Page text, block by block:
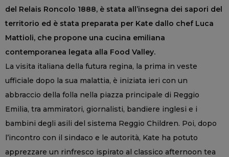
del Relais Roncolo 1888, è stata all’insegna dei sapori del
territorio ed è stata preparata per Kate dallo chef Luca
Mattioli, che propone una cucina emiliana
contemporanea legata alla Food Valley.
La visita italiana della futura regina, la prima in veste
ufficiale dopo la sua malattia, è iniziata ieri con un
abbraccio della folla nella piazza principale di Reggio
Emilia, tra ammiratori, giornalisti, bandiere inglesi e i
bambini degli asili del sistema Reggio Children. Poi, dopo
l’incontro con il sindaco e le autorità, Kate ha potuto
apprezzare un rinfresco ispirato al classico afternoon tea